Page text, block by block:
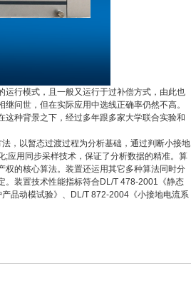
运行模式，且一般又运行于过补偿方式，由此也
问世，但在实际应用中选线正确率仍然不高。
这种背景之下，经过多年跟多家大学联合实验和
，以暂态过渡过程为分析基础，通过判断小接地
应用同步采样技术，保证了分析数据的精准。算
的核心算法。装置还运用其它多种算法同时分
。装置技术性能指标符合DL/T 478-2001《静态
品动模试验》、DL/T 872-2004《小接地电流系